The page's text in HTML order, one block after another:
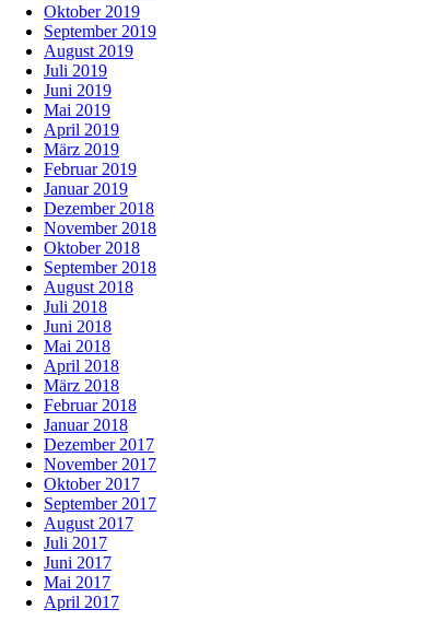
Oktober 2019
September 2019
August 2019
Juli 2019
Juni 2019
Mai 2019
April 2019
März 2019
Februar 2019
Januar 2019
Dezember 2018
November 2018
Oktober 2018
September 2018
August 2018
Juli 2018
Juni 2018
Mai 2018
April 2018
März 2018
Februar 2018
Januar 2018
Dezember 2017
November 2017
Oktober 2017
September 2017
August 2017
Juli 2017
Juni 2017
Mai 2017
April 2017